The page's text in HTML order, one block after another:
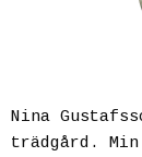
Nina
trädgård.